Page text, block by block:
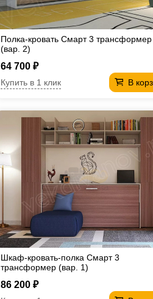
Полка-кровать Смарт 3 трансформер
(вар. 2)
64 700 ₽
В
Купить в 1 клик
Шкаф-кровать-полка Смарт 3
трансформер (вар. 1)
86 200 ₽